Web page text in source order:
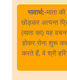
भावार्थ:-माता
छोड़कर अत्यन्त
(माता का) यह
होकर रोना शुरू
करते हैं, वे श्री